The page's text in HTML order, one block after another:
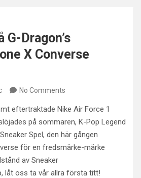
Dragon’s
X Converse
No Comments
eftertraktade Nike Air Force 1
på sommaren, K-Pop Legend
Spel, den här gången
för en fredsmärke-märke
av Sneaker
låt oss ta vår allra första titt!